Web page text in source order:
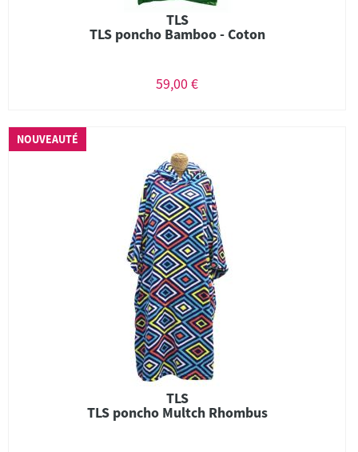
TLS
TLS poncho Bamboo - Coton
59,00 €
NOUVEAUTÉ
TLS
TLS poncho Multch Rhombus